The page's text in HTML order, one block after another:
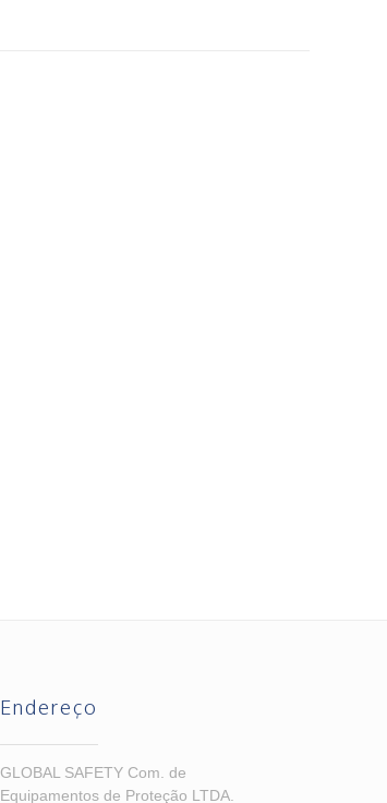
Endereço
GLOBAL SAFETY Com. de
Equipamentos de Proteção LTDA.